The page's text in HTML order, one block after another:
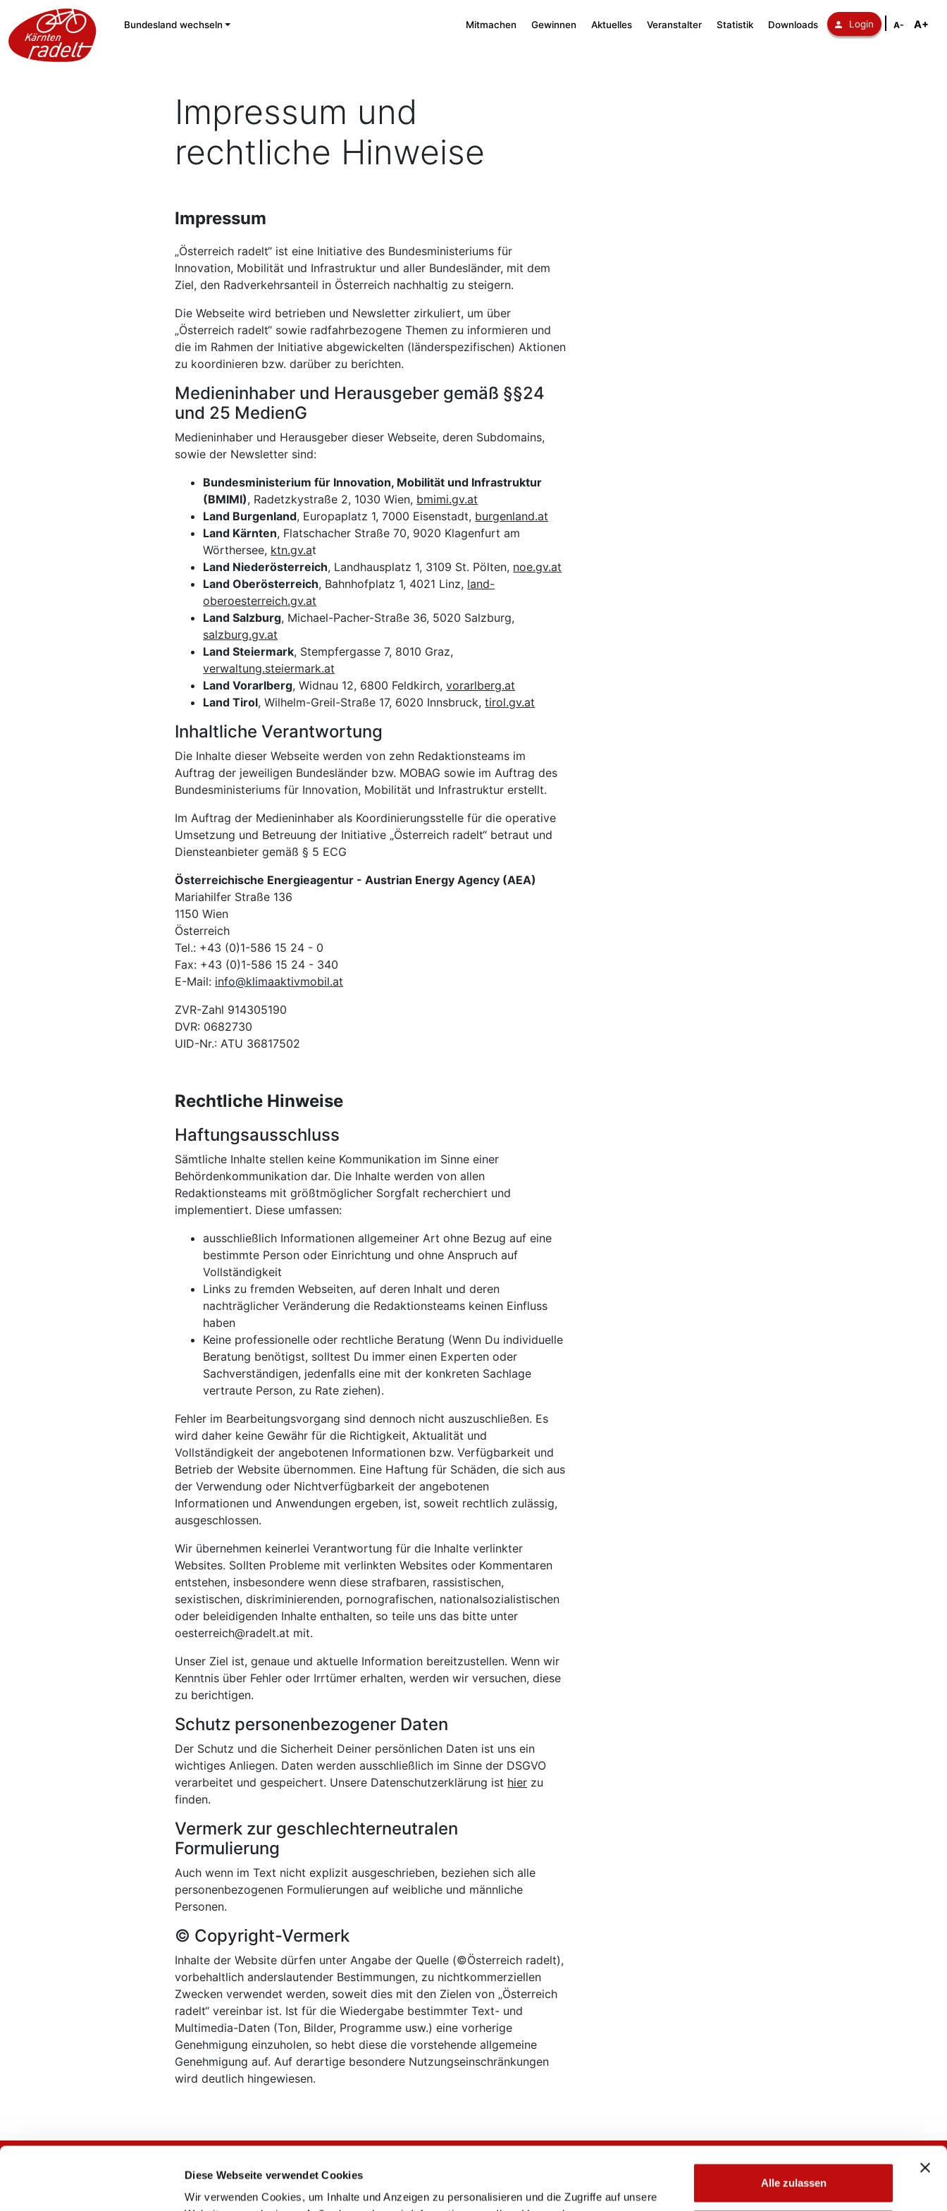
Diese Webseite verwendet Cookies
Wir verwenden Cookies, um Inhalte und Anzeigen zu personalisieren und die Zugriffe auf unsere
Alle zulassen
Bundesland wechseln Mitmachen Gewinnen Aktuelles Veranstalter Statistik Downloads Login A- A+
Impressum und
rechtliche Hinweise
Impressum
„Österreich radelt“ ist eine Initiative des Bundesministeriums für
Innovation, Mobilität und Infrastruktur und aller Bundesländer, mit dem
Ziel, den Radverkehrsanteil in Österreich nachhaltig zu steigern.
Die Webseite wird betrieben und Newsletter zirkuliert, um über
„Österreich radelt“ sowie radfahrbezogene Themen zu informieren und
die im Rahmen der Initiative abgewickelten (länderspezifischen) Aktionen
zu koordinieren bzw. darüber zu berichten.
Medieninhaber und Herausgeber gemäß §§24
und 25 MedienG
Medieninhaber und Herausgeber dieser Webseite, deren Subdomains,
sowie der Newsletter sind:
Bundesministerium für Innovation, Mobilität und Infrastruktur
(BMIMI), Radetzkystraße 2, 1030 Wien, bmimi.gv.at
Land Burgenland, Europaplatz 1, 7000 Eisenstadt, burgenland.at
Land Kärnten, Flatschacher Straße 70, 9020 Klagenfurt am
Wörthersee, ktn.gv.at
Land Niederösterreich, Landhausplatz 1, 3109 St. Pölten, noe.gv.at
Land Oberösterreich, Bahnhofplatz 1, 4021 Linz, land-
oberoesterreich.gv.at
Land Salzburg, Michael-Pacher-Straße 36, 5020 Salzburg,
salzburg.gv.at
Land Steiermark, Stempfergasse 7, 8010 Graz,
verwaltung.steiermark.at
Land Vorarlberg, Widnau 12, 6800 Feldkirch,vorarlberg.at
Land Tirol, Wilhelm-Greil-Straße 17, 6020 Innsbruck,tirol.gv.at
Inhaltliche Verantwortung
Die Inhalte dieser Webseite werden von zehn Redaktionsteams im
Auftrag der jeweiligen Bundesländer bzw. MOBAG sowie im Auftrag des
Bundesministeriums für Innovation, Mobilität und Infrastruktur erstellt.
Im Auftrag der Medieninhaber als Koordinierungsstelle für die operative
Umsetzung und Betreuung der Initiative „Österreich radelt“ betraut und
Diensteanbieter gemäß § 5 ECG
Österreichische Energieagentur - Austrian Energy Agency (AEA)
Mariahilfer Straße 136
1150 Wien
Österreich
Tel.: +43 (0)1-586 15 24 - 0
Fax: +43 (0)1-586 15 24 - 340
E-Mail: info@klimaaktivmobil.at
ZVR-Zahl 914305190
DVR: 0682730
UID-Nr.: ATU 36817502
Rechtliche Hinweise
Haftungsausschluss
Sämtliche Inhalte stellen keine Kommunikation im Sinne einer
Behördenkommunikation dar. Die Inhalte werden von allen
Redaktionsteams mit größtmöglicher Sorgfalt recherchiert und
implementiert. Diese umfassen:
ausschließlich Informationen allgemeiner Art ohne Bezug auf eine
bestimmte Person oder Einrichtung und ohne Anspruch auf
Vollständigkeit
Links zu fremden Webseiten, auf deren Inhalt und deren
nachträglicher Veränderung die Redaktionsteams keinen Einfluss
haben
Keine professionelle oder rechtliche Beratung (Wenn Du individuelle
Beratung benötigst, solltest Du immer einen Experten oder
Sachverständigen, jedenfalls eine mit der konkreten Sachlage
vertraute Person, zu Rate ziehen).
Fehler im Bearbeitungsvorgang sind dennoch nicht auszuschließen. Es
wird daher keine Gewähr für die Richtigkeit, Aktualität und
Vollständigkeit der angebotenen Informationen bzw. Verfügbarkeit und
Betrieb der Website übernommen. Eine Haftung für Schäden, die sich aus
der Verwendung oder Nichtverfügbarkeit der angebotenen
Informationen und Anwendungen ergeben, ist, soweit rechtlich zulässig,
ausgeschlossen.
Wir übernehmen keinerlei Verantwortung für die Inhalte verlinkter
Websites. Sollten Probleme mit verlinkten Websites oder Kommentaren
entstehen, insbesondere wenn diese strafbaren, rassistischen,
sexistischen, diskriminierenden, pornografischen, nationalsozialistischen
oder beleidigenden Inhalte enthalten, so teile uns das bitte unter
oesterreich@radelt.at mit.
Unser Ziel ist, genaue und aktuelle Information bereitzustellen. Wenn wir
Kenntnis über Fehler oder Irrtümer erhalten, werden wir versuchen, diese
zu berichtigen.
Schutz personenbezogener Daten
Der Schutz und die Sicherheit Deiner persönlichen Daten ist uns ein
wichtiges Anliegen. Daten werden ausschließlich im Sinne der DSGVO
verarbeitet und gespeichert. Unsere Datenschutzerklärung ist hier zu
finden.
Vermerk zur geschlechterneutralen
Formulierung
Auch wenn im Text nicht explizit ausgeschrieben, beziehen sich alle
personenbezogenen Formulierungen auf weibliche und männliche
Personen.
© Copyright-Vermerk
Inhalte der Website dürfen unter Angabe der Quelle (©Österreich radelt),
vorbehaltlich anderslautender Bestimmungen, zu nichtkommerziellen
Zwecken verwendet werden, soweit dies mit den Zielen von „Österreich
radelt“ vereinbar ist. Ist für die Wiedergabe bestimmter Text- und
Multimedia-Daten (Ton, Bilder, Programme usw.) eine vorherige
Genehmigung einzuholen, so hebt diese die vorstehende allgemeine
Genehmigung auf. Auf derartige besondere Nutzungseinschränkungen
wird deutlich hingewiesen.
Kontakt